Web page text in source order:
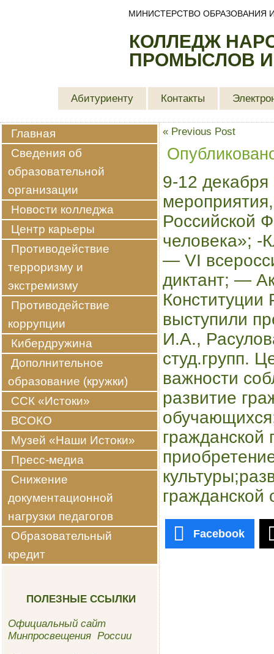
КОЛЛЕДЖ
ПРОМЫСЛОВ
МИНИСТЕРСТВО ОБРАЗОВАНИЯ
Абитуриенту Контакты
Главная
Сведения об
образовательной
организации
Новости колледжа
Центр карьеры
Противодействие
терроризму и
экстремизму
Противодействие
коррупции
Кибердружина
Дополнительное
образование (кружки)
ССК «Истоки»
ВСОКО
Музей «Наши Истоки»
Пресс-медиа
Снижение
документационной
нагрузки педагогов
Образовательный
кредит
ПОЛЕЗНЫЕ ССЫЛКИ
Официальный сайт
Минпросвещения России
« Previous Post
9-12
Российской
человека»; -
— VI
диктант; —
выступили
И.А.,
студ.групп.
важности
развитие
гражданской
гражданской
Facebook